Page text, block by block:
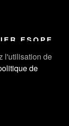
l'utilisation de
de
ESOPE